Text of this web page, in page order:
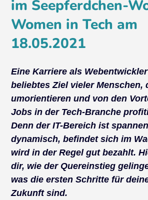
im Seepferdchen-
Women in Tech am
18.05.2021
Eine Karriere als
beliebtes Ziel vieler Menschen,
umorientieren und von den
Jobs in der Tech-Branche
Denn der IT-Bereich ist
dynamisch, befindet sich im
wird in der Regel gut bezahlt.
dir, wie der Quereinstieg
was die ersten Schritte für
Zukunft sind.